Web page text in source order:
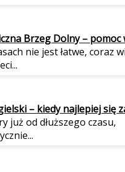
Brzeg Dolny – pomoc
nie jest łatwe, coraz
– kiedy najlepiej się
już od dłuższego czasu,